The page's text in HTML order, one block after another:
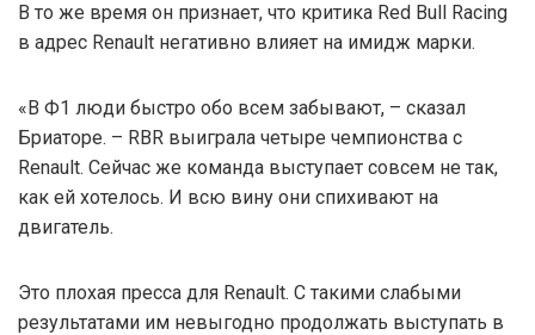
В то же время он признает, что критика Red Bull Racing
в адрес Renault негативно влияет на имидж марки.
«В Ф1 люди быстро обо всем забывают, – сказал
Бриаторе. – RBR выиграла четыре чемпионства с
Renault. Сейчас же команда выступает совсем не так,
как ей хотелось. И всю вину они спихивают на
двигатель.
Это плохая пресса для Renault. С такими слабыми
результатами им невыгодно продолжать выступать в